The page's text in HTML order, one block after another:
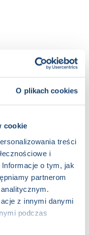
O plikach cookies
cookie
treści
i
o tym, jak
partnerom
z innymi danymi
podczas
z ulubionymi
magicznego świata
pierwszy kontakt
i bezpiecznego
do wózka
książeczka
przyciągają
znajdziesz
które można
jego
miesięcy życia.